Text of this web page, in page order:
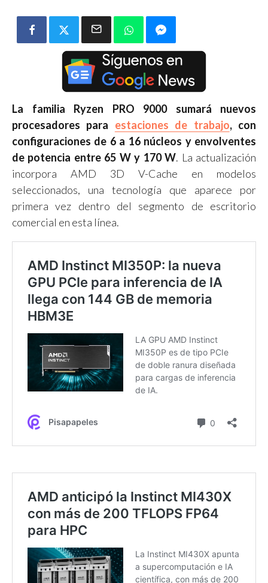
La familia Ryzen PRO 9000 sumará nuevos
procesadores para estaciones de trabajo, con
configuraciones de 6 a 16 núcleos y envolventes
de potencia entre 65 W y 170 W. La actualización
incorpora AMD 3D V-Cache en modelos
seleccionados, una tecnología que aparece por
primera vez dentro del segmento de escritorio
comercial en esta línea.